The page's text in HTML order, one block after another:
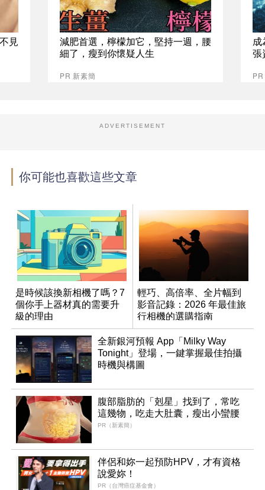
見
減肥首選，檸檬加它，堅持一週，腰
細了，瘦到你懷疑人生
PR 新素簡
成
張
ADVERTISEMENT
你可能也喜歡這些文章
是時候該換新相機了嗎？7
個你手上器材真的需要升
級的理由
輕巧、高倍率、全片幅到
影音記錄：2026 年最佳旅
行相機的選購指南
全新銀河預報 App「Milky Way
Tonight」登場，一鍵掌握最佳拍攝
時機與構圖
腹部脂肪的「剋星」找到了，常吃
這幾物，吃走大肚囊，瘦出小蠻腰
PR（新素簡）
伴侶和妳一起預防HPV，才有資格
說愛妳！
PR（台灣癌症基金會）